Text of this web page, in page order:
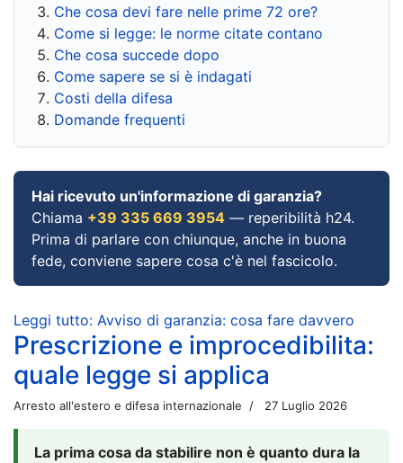
Che cosa devi fare nelle prime 72 ore?
Come si legge: le norme citate contano
Che cosa succede dopo
Come sapere se si è indagati
Costi della difesa
Domande frequenti
Hai ricevuto un'informazione di garanzia?
Chiama +39 335 669 3954 — reperibilità h24.
Prima di parlare con chiunque, anche in buona
fede, conviene sapere cosa c'è nel fascicolo.
Leggi tutto: Avviso di garanzia: cosa fare davvero
Prescrizione e improcedibilita:
quale legge si applica
Arresto all'estero e difesa internazionale 27 Luglio 2026
La prima cosa da stabilire non è quanto dura la